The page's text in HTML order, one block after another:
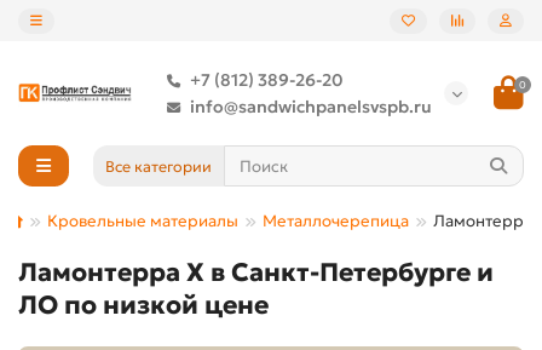
+7 (812) 389-26-20
info@sandwichpanelsvspb.ru
0
Все категории
Кровельные материалы Металлочерепица Ламонтерра
Ламонтерра X в Санкт-Петербурге и
ЛО по низкой цене